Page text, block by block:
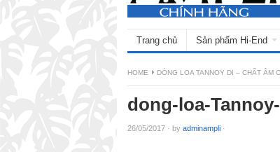
Trang chủ Sản phẩm Hi-End
HOME DÒNG LOA TANNOY DI – CHẤT ÂM
dong-loa-
26/05/2017 · by adminampli ·